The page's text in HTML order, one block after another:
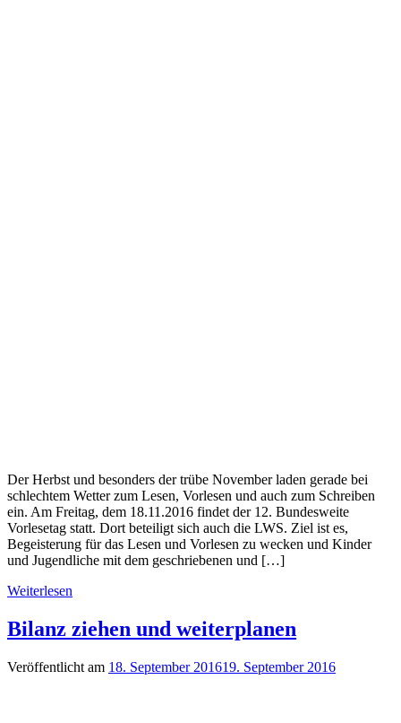
Der Herbst und besonders der trübe November laden gerade bei
schlechtem Wetter zum Lesen, Vorlesen und auch zum Schreiben
ein. Am Freitag, dem 18.11.2016 findet der 12. Bundesweite
Vorlesetag statt. Dort beteiligt sich auch die LWS. Ziel ist es,
Begeisterung für das Lesen und Vorlesen zu wecken und Kinder
und Jugendliche mit dem geschriebenen und […]
Weiterlesen
Bilanz ziehen und weiterplanen
Veröffentlicht am 18. September 201619. September 2016